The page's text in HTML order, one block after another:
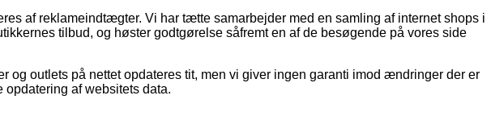
af reklameindtægter. Vi har tætte samarbejder med en samling af internet shops i
tilbud, og høster godtgørelse såfremt en af de besøgende på vores side
og outlets på nettet opdateres tit, men vi giver ingen garanti imod ændringer der er
opdatering af websitets data.